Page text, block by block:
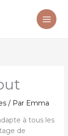
/ Par Emma
à tous les
de